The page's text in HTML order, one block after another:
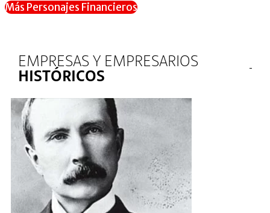
Más Personajes Financieros
EMPRESAS Y EMPRESARIOS
HISTÓRICOS